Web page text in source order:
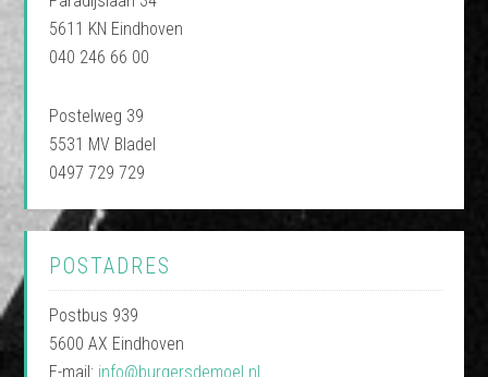
5611 KN Eindhoven
040 246 66 00
Postelweg 39
5531 MV Bladel
0497 729 729
POSTADRES
Postbus 939
5600 AX Eindhoven
E-mail: info@burgersdemoel.nl